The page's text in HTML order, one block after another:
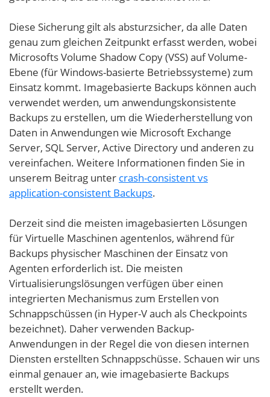
Diese Sicherung gilt als absturzsicher, da alle Daten
genau zum gleichen Zeitpunkt erfasst werden, wobei
Microsofts Volume Shadow Copy (VSS) auf Volume-
Ebene (für Windows-basierte Betriebssysteme) zum
Einsatz kommt. Imagebasierte Backups können auch
verwendet werden, um anwendungskonsistente
Backups zu erstellen, um die Wiederherstellung von
Daten in Anwendungen wie Microsoft Exchange
Server, SQL Server, Active Directory und anderen zu
vereinfachen. Weitere Informationen finden Sie in
unserem Beitrag unter crash-consistent vs
application-consistent Backups.
Derzeit sind die meisten imagebasierten Lösungen
für Virtuelle Maschinen agentenlos, während für
Backups physischer Maschinen der Einsatz von
Agenten erforderlich ist. Die meisten
Virtualisierungslösungen verfügen über einen
integrierten Mechanismus zum Erstellen von
Schnappschüssen (in Hyper-V auch als Checkpoints
bezeichnet). Daher verwenden Backup-
Anwendungen in der Regel die von diesen internen
Diensten erstellten Schnappschüsse. Schauen wir uns
einmal genauer an, wie imagebasierte Backups
erstellt werden.